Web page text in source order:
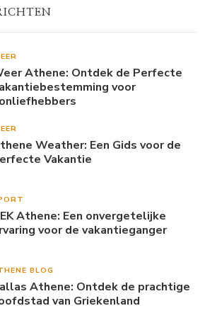
Athene: Ontdek de Perfecte
voor
Weather: Een Gids voor de
Vakantie
Athene: Een onvergetelijke
voor de vakantieganger
BLOG
Athene: Ontdek de prachtige
van Griekenland